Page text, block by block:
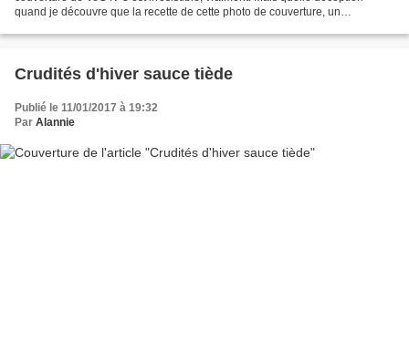
quand je découvre que la recette de cette photo de couverture, un
Crudités d'hiver sauce tiède
Publié le 11/01/2017 à 19:32
Par Alannie